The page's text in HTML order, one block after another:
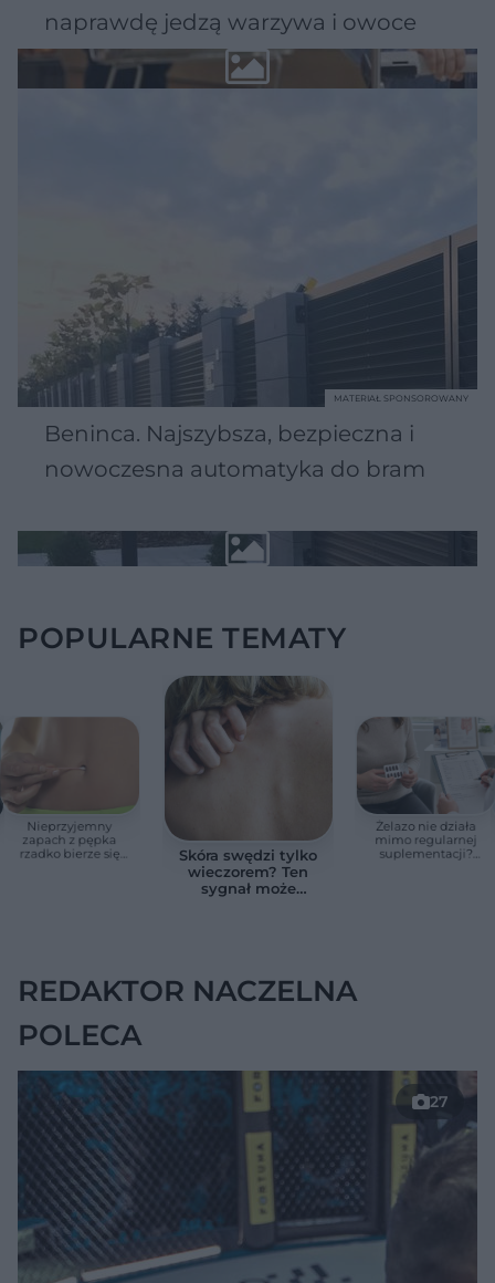
naprawdę jedzą warzywa i owoce
Beninca. Najszybsza, bezpieczna i
nowoczesna automatyka do bram
MATERIAŁ SPONSOROWANY
POPULARNE TEMATY
Nieprzyjemny
zapach z pępka
rzadko bierze się
Skóra swędzi tylko
wieczorem? Ten
sygnał może
Żelazo nie działa
mimo regularnej
suplementacji?
REDAKTOR NACZELNA
POLECA
27